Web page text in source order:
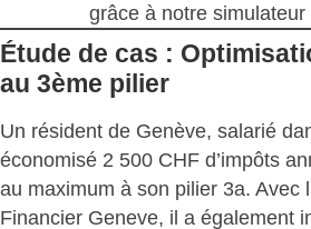
grâce à notre simulateur
Étude de cas :
au 3ème pilier
Un résident de Genève, salarié
économisé 2 500 CHF d’impôts
au maximum à son pilier 3a. Avec
Financier Geneve, il a également